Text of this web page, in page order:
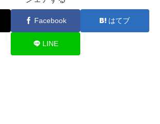
Facebook はてブ
LINE